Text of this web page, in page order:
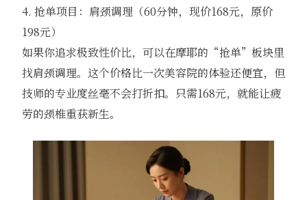
4. 抢单项目：肩颈调理（60分钟，现价168元，原价
198元）
如果你追求极致性价比，可以在摩耶的“抢单”板块里
找肩颈调理。这个价格比一次美容院的体验还便宜，但
技师的专业度丝毫不会打折扣。只需168元，就能让疲
劳的颈椎重获新生。